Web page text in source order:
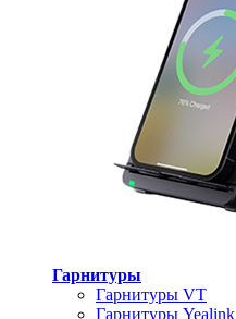
Гарнитуры
Гарнитуры VT
Гарнитуры Yealink